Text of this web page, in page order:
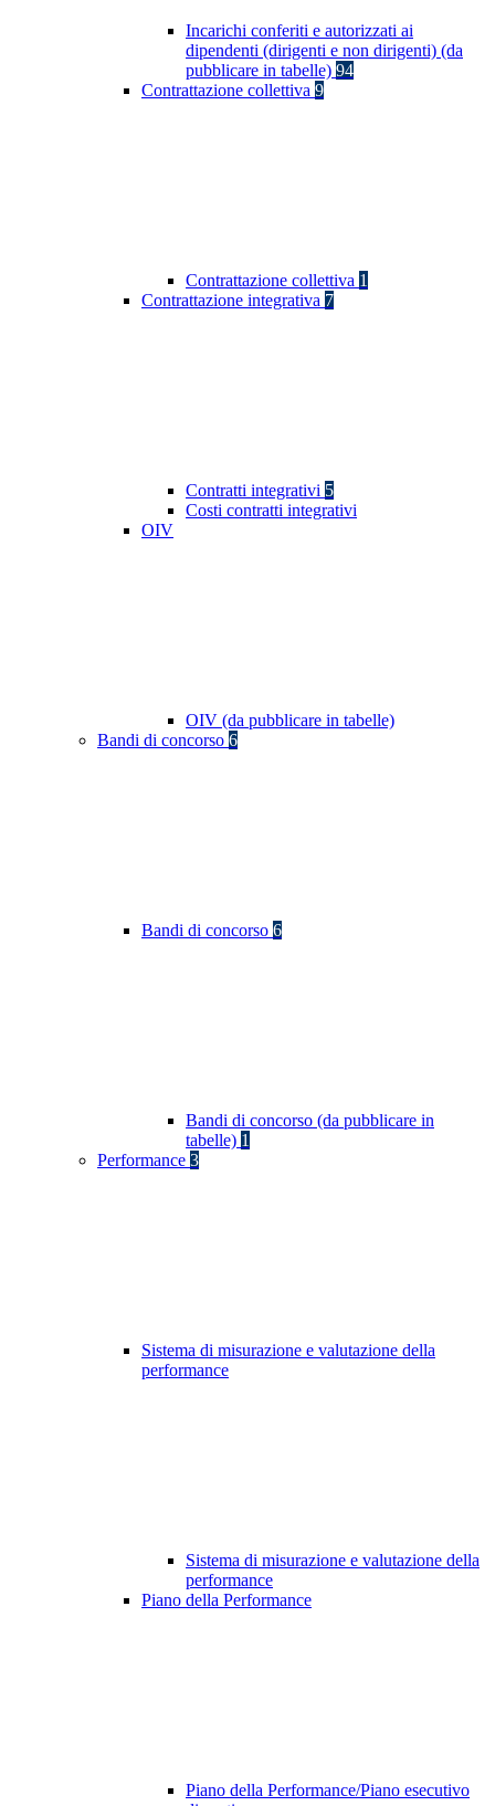
Incarichi conferiti e autorizzati ai
dipendenti (dirigenti e non dirigenti) (da
pubblicare in tabelle) 94
Contrattazione collettiva 9
Contrattazione collettiva 1
Contrattazione integrativa 7
Contratti integrativi 5
Costi contratti integrativi
OIV
OIV (da pubblicare in tabelle)
Bandi di concorso 6
Bandi di concorso 6
Bandi di concorso (da pubblicare in
tabelle) 1
Performance 3
Sistema di misurazione e valutazione della
performance
Sistema di misurazione e valutazione della
performance
Piano della Performance
Piano della Performance/Piano esecutivo